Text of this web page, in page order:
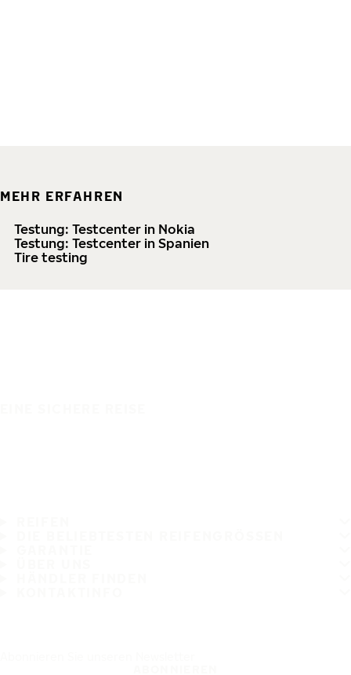
MEHR ERFAHREN
Testung: Testcenter in Nokia
Testung: Testcenter in Spanien
Tire testing